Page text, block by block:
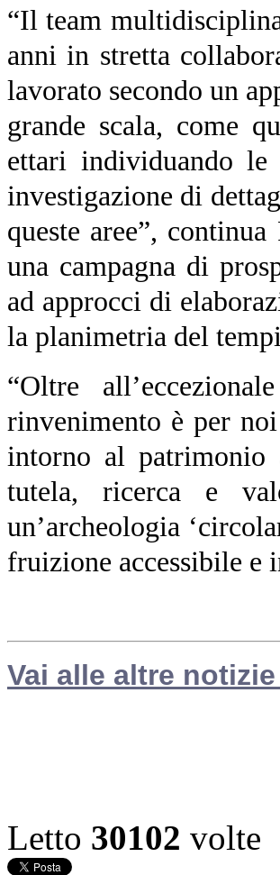
“Il team
anni in stretta
lavorato secondo un
grande scala, come
ettari individuando le
investigazione di
queste aree”,
una campagna di
ad approcci di
la planimetria del
“Oltre
rinvenimento è per noi
intorno al patrimonio
tutela, ricerca e
un’archeologia
fruizione accessibile e
Vai alle altre
Letto 30102 volte